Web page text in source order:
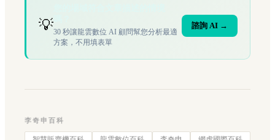
💡30 秒讓龍雲數位 AI 顧問幫您分析最適
方案，不用填表單
諮詢 AI →
李奇申百科